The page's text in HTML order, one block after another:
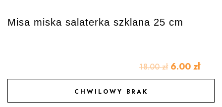
Misa miska salaterka szklana 25 cm
18.00zł 6.00 zł
CHWILOWY BRAK
DODAJ DO ULUBIONYCH